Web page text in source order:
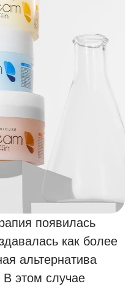
появилась
как более
альтернатива
В этом случае